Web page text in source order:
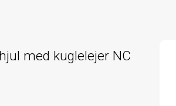
med kuglelejer NC